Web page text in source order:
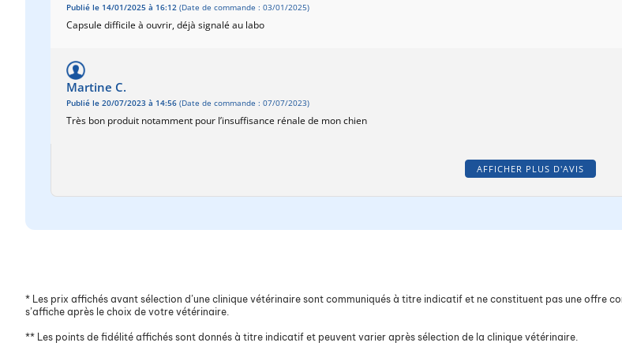
Publié le 14/01/2025 à 16:12 (Date de commande : 03/01/2025)
Capsule difficile à ouvrir, déjà signalé au labo
Martine C.
Publié le 20/07/2023 à 14:56 (Date de commande : 07/07/2023)
Très bon produit notamment pour l’insuffisance rénale de mon chien
AFFICHER PLUS D'AVIS
* Les prix affichés avant sélection d’une clinique vétérinaire sont communiqués à titre indicatif et ne constituent pas une offre
s’affiche après le choix de votre vétérinaire.
** Les points de fidélité affichés sont donnés à titre indicatif et peuvent varier après sélection de la clinique vétérinaire.